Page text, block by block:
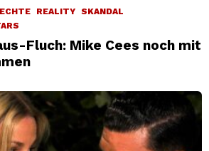
REALITY SKANDAL
Fluch: Mike Cees noch mit